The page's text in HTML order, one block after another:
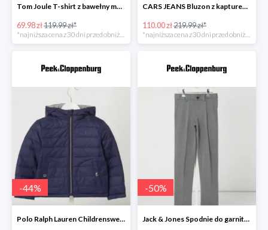
Tom Joule T-shirt z bawełny model ‘Chomp’ -41%
69.98 zł119.99 zł*
*najniższa cena z 30 dni przed obniżką
CARS JEANS Bluzon z kapturem model ‘Carito’ -49%
110.00 zł219.99 zł*
*najniższa cena z 30 dni przed obniżką
-44%
Polo Ralph Lauren Childrenswear Kurtka dwustronna z wypełnieniem -43%
-50%
Jack & Jones Spodnie do garnituru o wąskim kroju model ‘Steven’ -49%